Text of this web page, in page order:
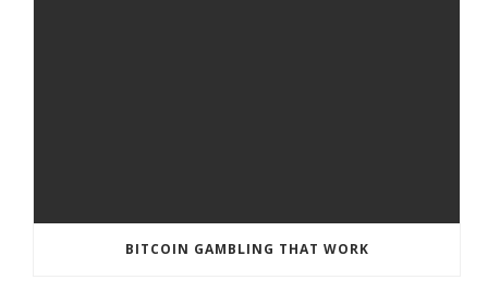
BITCOIN GAMBLING THAT WORK